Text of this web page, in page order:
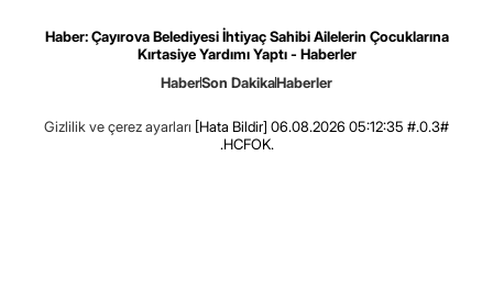
Haber: Çayırova Belediyesi İhtiyaç Sahibi Ailelerin Çocuklarına
Kırtasiye Yardımı Yaptı - Haberler
HaberSon DakikaHaberler
Gizlilik ve çerez ayarları [Hata Bildir] 06.08.2026 05:12:35 #.0.3#
.HCFOK.